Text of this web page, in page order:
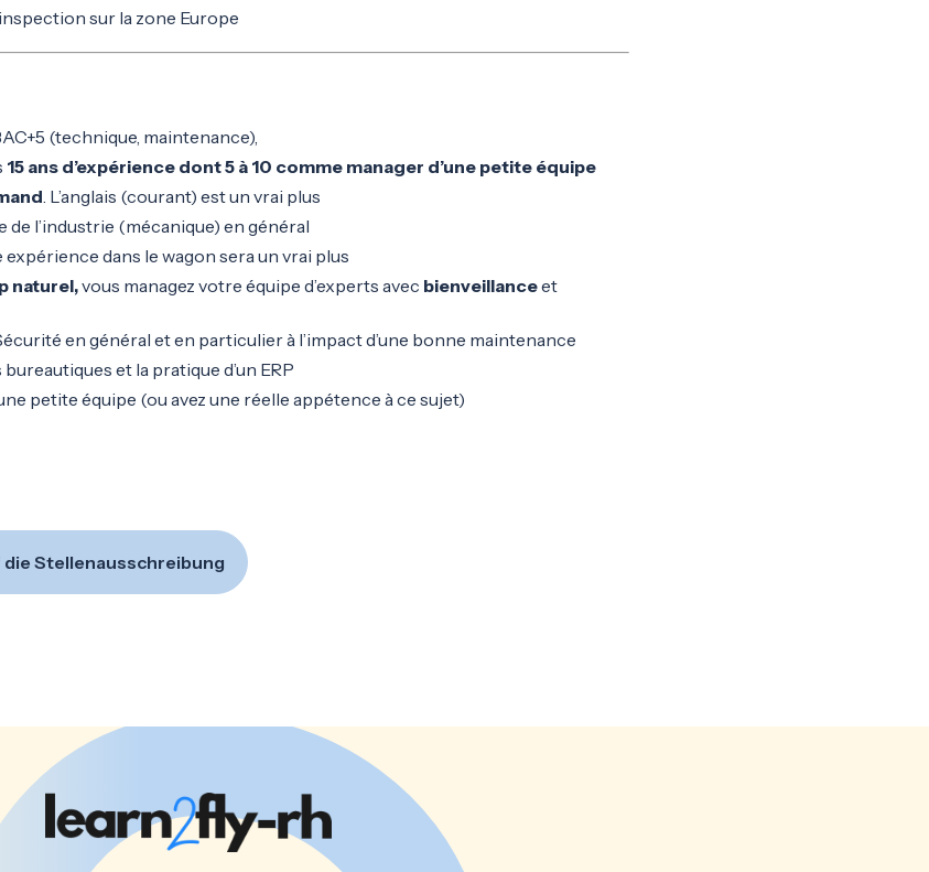
sur la zone Europe
(technique, maintenance),
15 ans d’expérience dont 5 à 10 comme manager d’une petite équipe
. L’anglais (courant) est un vrai plus
de l’industrie (mécanique) en général
dans le wagon sera un vrai plus
naturel,vous managez votre équipe d’experts avec bienveillanceet
en général et en particulier à l’impact d’une bonne maintenance
et la pratique d’un ERP
petite équipe (ou avez une réelle appétence à ce sujet)
die Stellenausschreibung